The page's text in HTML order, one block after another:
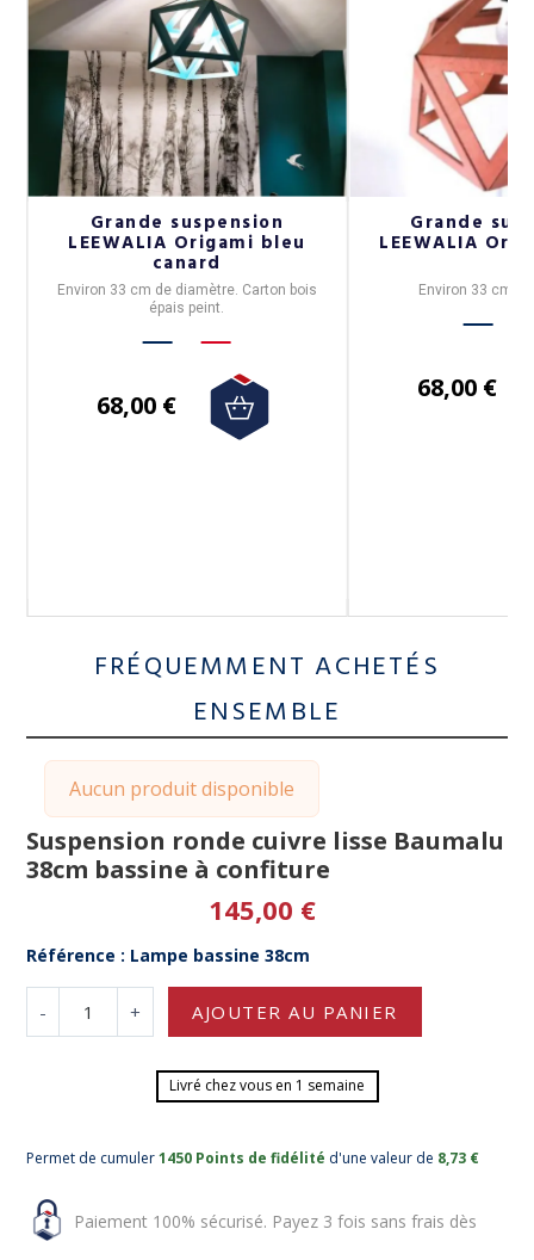
Grande suspension
LEEWALIA Origami bleu
canard
Environ 33 cm de diamètre. Carton bois
épais peint.
68,00 €
Grande
LEEWALIA
Environ 33 cm
68,00 €
FRÉQUEMMENT ACHETÉS
ENSEMBLE
Aucun produit disponible
Suspension ronde cuivre lisse Baumalu
38cm bassine à confiture
145,00 €
Référence : Lampe bassine 38cm
- + AJOUTER AU PANIER
Livré chez vous en 1 semaine
Permet de cumuler1450 Points de fidélité d'une valeur de 8,73 €
Paiement 100% sécurisé. Payez 3 fois sans frais dès